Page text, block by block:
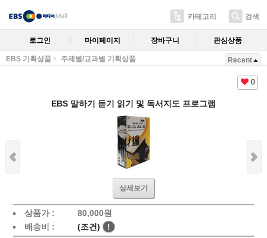
카테고리 검색
로그인 마이페이지 장바구니 관심상품
EBS 기획상품 주제별/교과별 기획상품 Recent
0
EBS 말하기 듣기 읽기 및 독서지도 프로그램
상세보기
상품가 : 80,000원
배송비 :
(조건) !